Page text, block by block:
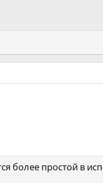
более простой в